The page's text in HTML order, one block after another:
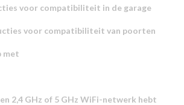
voor compatibiliteit in de garage
voor compatibiliteit van poorten
met
2,4 GHz of 5 GHz WiFi-netwerk hebt